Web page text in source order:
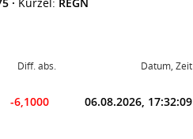
Diff. abs. Datum, Zeit
-6,1000 06.08.2026, 17:32:09